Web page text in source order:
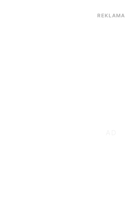
REKLAMA